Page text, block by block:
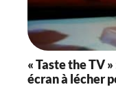
« Taste the TV
écran à lécher